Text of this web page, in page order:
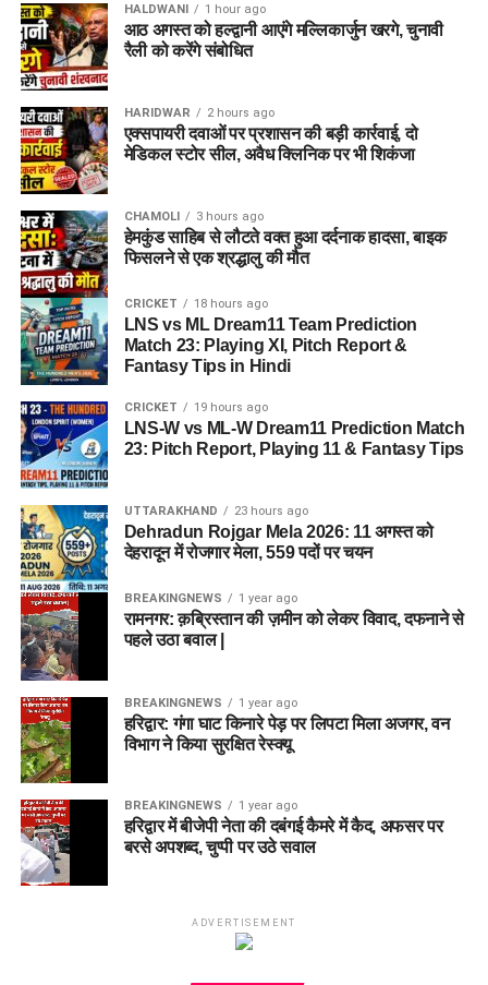
HALDWANI 1 hour ago
आठ अगस्त को हल्द्वानी आएंगे मल्लिकार्जुन खरगे, चुनावी
रैली को करेंगे संबोधित
HARIDWAR 2 hours ago
एक्सपायरी दवाओं पर प्रशासन की बड़ी कार्रवाई, दो
मेडिकल स्टोर सील, अवैध क्लिनिक पर भी शिकंजा
CHAMOLI 3 hours ago
हेमकुंड साहिब से लौटते वक्त हुआ दर्दनाक हादसा, बाइक
फिसलने से एक श्रद्धालु की मौत
CRICKET 18 hours ago
LNS vs ML Dream11 Team Prediction
Match 23: Playing XI, Pitch Report &
Fantasy Tips in Hindi
CRICKET 19 hours ago
LNS-W vs ML-W Dream11 Prediction Match
23: Pitch Report, Playing 11 & Fantasy Tips
UTTARAKHAND 23 hours ago
Dehradun Rojgar Mela 2026: 11 अगस्त को
देहरादून में रोजगार मेला, 559 पदों पर चयन
BREAKINGNEWS 1 year ago
रामनगर: क़ब्रिस्तान की ज़मीन को लेकर विवाद, दफनाने से
पहले उठा बवाल |
BREAKINGNEWS 1 year ago
हरिद्वार: गंगा घाट किनारे पेड़ पर लिपटा मिला अजगर, वन
विभाग ने किया सुरक्षित रेस्क्यू
BREAKINGNEWS 1 year ago
हरिद्वार में बीजेपी नेता की दबंगई कैमरे में कैद, अफसर पर
बरसे अपशब्द, चुप्पी पर उठे सवाल
ADVERTISEMENT